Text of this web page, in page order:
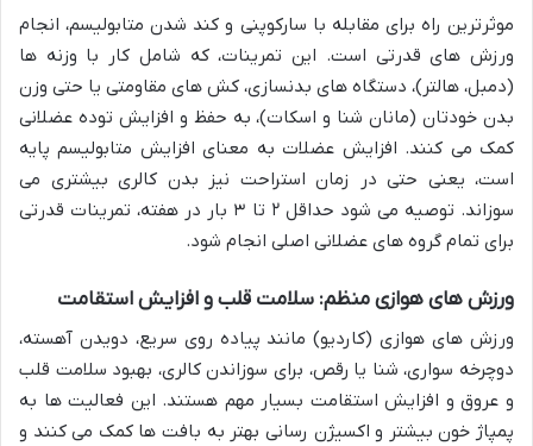
موثرترین راه برای مقابله با سارکوپنی و کند شدن متابولیسم، انجام
ورزش های قدرتی است. این تمرینات، که شامل کار با وزنه ها
(دمبل، هالتر)، دستگاه های بدنسازی، کش های مقاومتی یا حتی وزن
بدن خودتان (مانان شنا و اسکات)، به حفظ و افزایش توده عضلانی
کمک می کنند. افزایش عضلات به معنای افزایش متابولیسم پایه
است، یعنی حتی در زمان استراحت نیز بدن کالری بیشتری می
سوزاند. توصیه می شود حداقل ۲ تا ۳ بار در هفته، تمرینات قدرتی
برای تمام گروه های عضلانی اصلی انجام شود.
ورزش های هوازی منظم: سلامت قلب و افزایش استقامت
ورزش های هوازی (کاردیو) مانند پیاده روی سریع، دویدن آهسته،
دوچرخه سواری، شنا یا رقص، برای سوزاندن کالری، بهبود سلامت قلب
و عروق و افزایش استقامت بسیار مهم هستند. این فعالیت ها به
پمپاژ خون بیشتر و اکسیژن رسانی بهتر به بافت ها کمک می کنند و